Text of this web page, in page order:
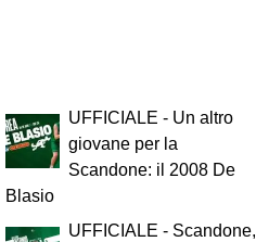
UFFICIALE - Un altro
giovane per la
Scandone: il 2008 De
Blasio
UFFICIALE - Scandone,